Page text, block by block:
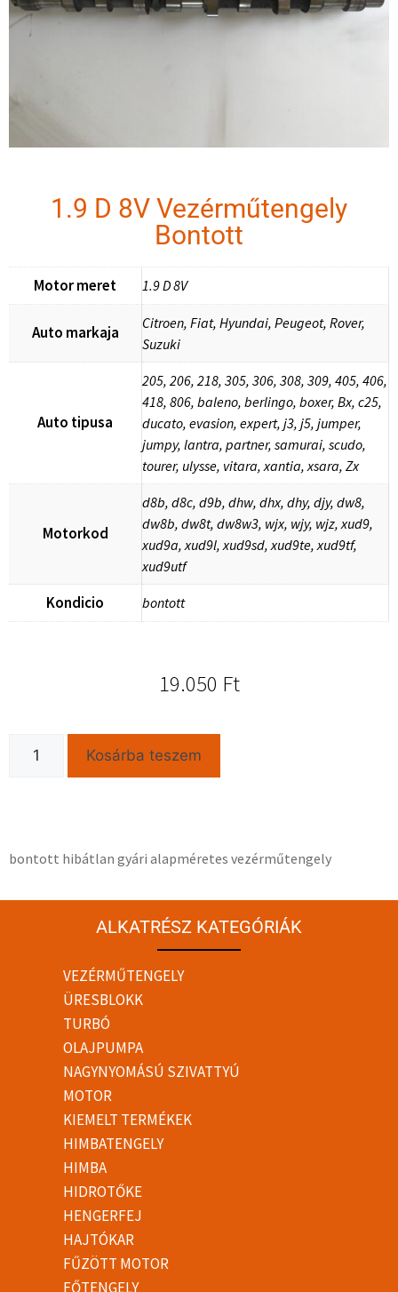
1.9 D 8V Vezérműtengely
Bontott
Motor meret 1.9 D 8V
Auto markaja
Citroen, Fiat, Hyundai, Peugeot, Rover,
Suzuki
Auto tipusa
205, 206, 218, 305, 306, 308, 309, 405, 406,
418, 806, baleno, berlingo, boxer, Bx, c25,
ducato, evasion, expert, j3, j5, jumper,
jumpy, lantra, partner, samurai, scudo,
tourer, ulysse, vitara, xantia, xsara, Zx
Motorkod
d8b, d8c, d9b, dhw, dhx, dhy, djy, dw8,
dw8b, dw8t, dw8w3, wjx, wjy, wjz, xud9,
xud9a, xud9l, xud9sd, xud9te, xud9tf,
xud9utf
Kondicio bontott
19.050 Ft
Kosárba teszem
bontott hibátlan gyári alapméretes vezérműtengely
ALKATRÉSZ KATEGÓRIÁK
VEZÉRMŰTENGELY
ÜRESBLOKK
TURBÓ
OLAJPUMPA
NAGYNYOMÁSÚ SZIVATTYÚ
MOTOR
KIEMELT TERMÉKEK
HIMBATENGELY
HIMBA
HIDROTŐKE
HENGERFEJ
HAJTÓKAR
FŰZÖTT MOTOR
FŐTENGELY